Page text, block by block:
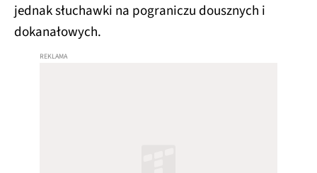
jednak słuchawki na pograniczu dousznych i
dokanałowych.